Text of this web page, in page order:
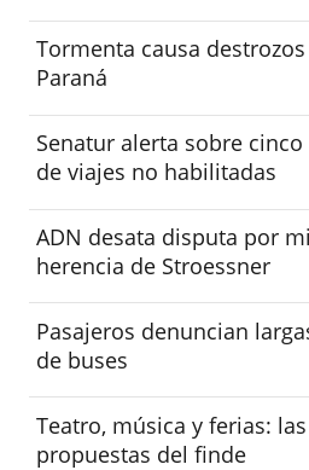
Tormenta causa
Paraná
Senatur alerta sobre cinco
de viajes no habilitadas
ADN desata disputa por
herencia de Stroessner
Pasajeros denuncian
de buses
Teatro, música y ferias:
propuestas del finde